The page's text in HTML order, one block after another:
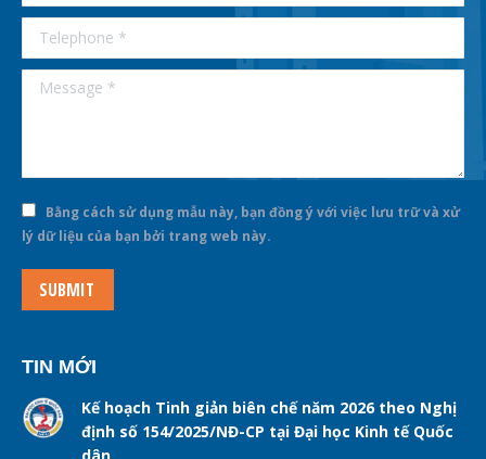
Telephone *
Message *
Bằng cách sử dụng mẫu này, bạn đồng ý với việc lưu trữ và xử
lý dữ liệu của bạn bởi trang web này.
SUBMIT
TIN MỚI
Kế hoạch Tinh giản biên chế năm 2026 theo Nghị
định số 154/2025/NĐ-CP tại Đại học Kinh tế Quốc